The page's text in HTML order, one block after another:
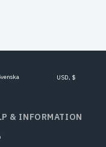
USD, $
& INFORMATION